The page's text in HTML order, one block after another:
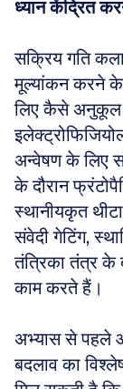
ध्यान केंद्रित
सक्रिय गति
मूल्यांकन करने के
लिए कैसे अनुकूल
अन्वेषण के लिए
के दौरान
स्थानीयकृत
संवेदी गेटिंग,
तंत्रिका तंत्र के
काम करते हैं।
अभ्यास से पहले
बदलाव का